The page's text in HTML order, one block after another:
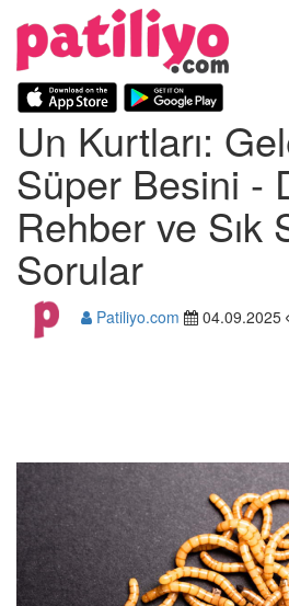
Un Kurtları:
Süper Besini -
Rehber ve Sık
Sorular
Patiliyo.com 04.09.2025